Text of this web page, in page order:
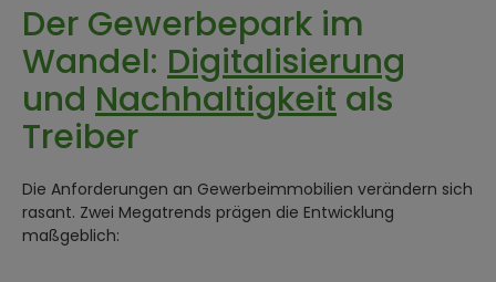
Der Gewerbepark im
Wandel: Digitalisierung
und Nachhaltigkeit als
Treiber
Die Anforderungen an Gewerbeimmobilien verändern sich
rasant. Zwei Megatrends prägen die Entwicklung
maßgeblich: